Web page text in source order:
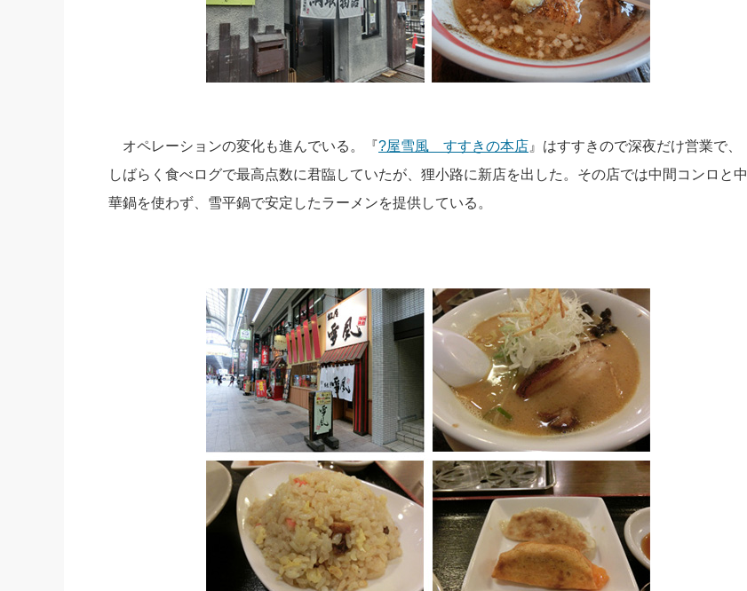
オペレーションの変化も進んでいる。『?屋雪風 すすきの本店 』はすすきので深夜だけ営業で、
しばらく食べログで最高点数に君臨していたが、狸小路に新店を出した。その店では中間コンロと中
華鍋を使わず、雪平鍋で安定したラーメンを提供している。